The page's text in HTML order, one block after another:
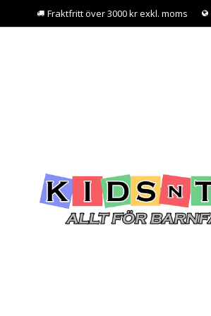
Fraktfritt över 3000 kr exkl. moms